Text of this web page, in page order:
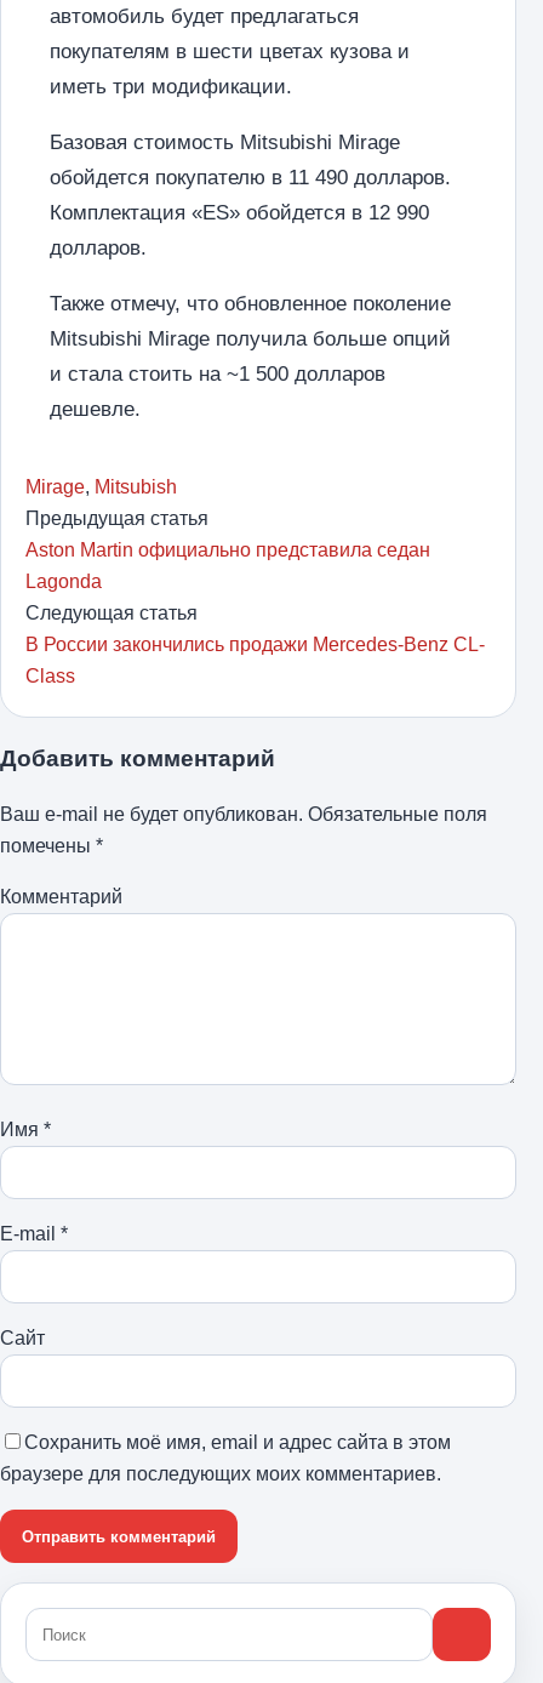
автомобиль будет предлагаться
покупателям в шести цветах кузова и
иметь три модификации.
Базовая стоимость Mitsubishi Mirage
обойдется покупателю в 11 490 долларов.
Комплектация «ES» обойдется в 12 990
долларов.
Также отмечу, что обновленное поколение
Mitsubishi Mirage получила больше опций
и стала стоить на ~1 500 долларов
дешевле.
Mirage, Mitsubish
Предыдущая статья
Aston Martin официально представила седан
Lagonda
Следующая статья
В России закончились продажи Mercedes-Benz CL-
Class
Добавить комментарий
Ваш e-mail не будет опубликован. Обязательные поля
помечены *
Комментарий
Имя *
E-mail *
Сайт
Сохранить моё имя, email и адрес сайта в этом
браузере для последующих моих комментариев.